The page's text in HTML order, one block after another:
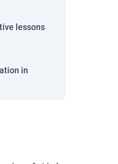
lessons
in